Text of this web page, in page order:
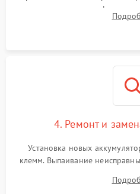
переключения и
конденсаторов и
4. Ремонт и
Установка новых
клемм. Выпаивание
цепи зарядки и монтаж
Восстановление